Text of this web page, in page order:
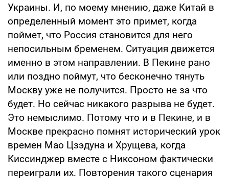
Украины. И, по моему мнению, даже Китай в
определенный момент это примет, когда
поймет, что Россия становится для него
непосильным бременем. Ситуация движется
именно в этом направлении. В Пекине рано
или поздно поймут, что бесконечно тянуть
Москву уже не получится. Просто не за что
будет. Но сейчас никакого разрыва не будет.
Это немыслимо. Потому что и в Пекине, и в
Москве прекрасно помнят исторический урок
времен Мао Цзэдуна и Хрущева, когда
Киссинджер вместе с Никсоном фактически
переиграли их. Повторения такого сценария